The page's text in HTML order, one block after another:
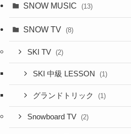
SNOW MUSIC (13)
SNOW TV (8)
SKI TV (2)
SKI 中級 LESSON (1)
グランドトリック (1)
Snowboard TV (2)